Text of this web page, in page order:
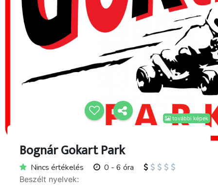
további képek
Bognár Gokart Park
Nincs értékelés 0 - 6 óra
Beszélt nyelvek: